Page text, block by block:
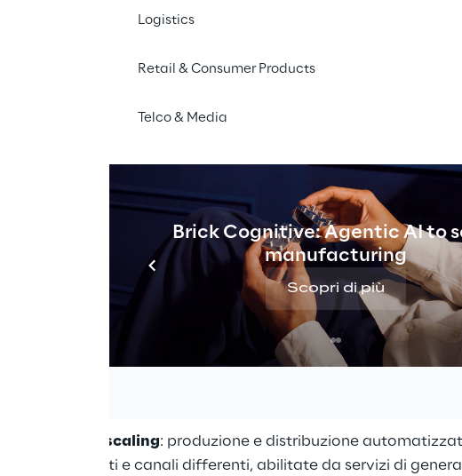
Logistics
Retail & Consumer Products
Telco & Media
Brick Cognitive: Agentic AI to
manufacturing
Scopri di più
su Adobe Experience Cloud e nella realizzazione con
nella progettazione, implementazione e continua
di Comwrap Reply in importanti programmi di
la consolidata competenza tecnica sull’intero
oggi caratterizzano le piattaforme di digital experience
radicale. Oltre a infrastrutture scalabili, le aziende richiedono
autonomamente i contenuti, orchestrare le campagne e
Allo stesso tempo, anche la domanda evolve: gli AI agent
per conto degli utenti, mentre il sito web tradizionale
content scaling: produzione e distribuzione
su mercati e canali differenti, abilitate da servizi di